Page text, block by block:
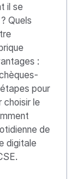
il se
Quels
:
pour
choisir le
de
digitale